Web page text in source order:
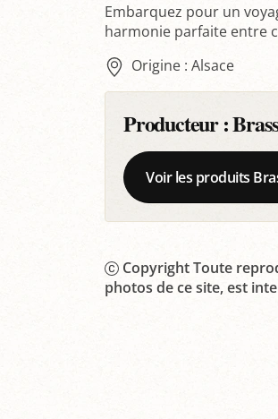
Embarquez pour un
harmonie parfaite entre
Origine : Alsace
Producteur :
Voir les produits
Copyright Toute
photos de ce site, est